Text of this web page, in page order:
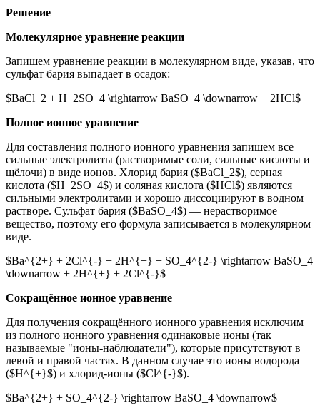
Решение
Молекулярное уравнение реакции
Запишем уравнение реакции в молекулярном виде, указав, что
сульфат бария выпадает в осадок:
$BaCl_2 + H_2SO_4 \rightarrow BaSO_4 \downarrow + 2HCl$
Полное ионное уравнение
Для составления полного ионного уравнения запишем все
сильные электролиты (растворимые соли, сильные кислоты и
щёлочи) в виде ионов. Хлорид бария ($BaCl_2$), серная
кислота ($H_2SO_4$) и соляная кислота ($HCl$) являются
сильными электролитами и хорошо диссоциируют в водном
растворе. Сульфат бария ($BaSO_4$) — нерастворимое
вещество, поэтому его формула записывается в молекулярном
виде.
$Ba^{2+} + 2Cl^{-} + 2H^{+} + SO_4^{2-} \rightarrow BaSO_4
\downarrow + 2H^{+} + 2Cl^{-}$
Сокращённое ионное уравнение
Для получения сокращённого ионного уравнения исключим
из полного ионного уравнения одинаковые ионы (так
называемые "ионы-наблюдатели"), которые присутствуют в
левой и правой частях. В данном случае это ионы водорода
($H^{+}$) и хлорид-ионы ($Cl^{-}$).
$Ba^{2+} + SO_4^{2-} \rightarrow BaSO_4 \downarrow$